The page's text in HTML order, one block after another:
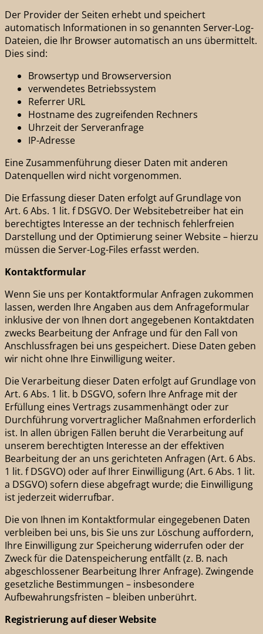
Der Provider der Seiten erhebt und speichert
automatisch Informationen in so genannten Server-Log-
Dateien, die Ihr Browser automatisch an uns übermittelt.
Dies sind:
Browsertyp und Browserversion
verwendetes Betriebssystem
Referrer URL
Hostname des zugreifenden Rechners
Uhrzeit der Serveranfrage
IP-Adresse
Eine Zusammenführung dieser Daten mit anderen
Datenquellen wird nicht vorgenommen.
Die Erfassung dieser Daten erfolgt auf Grundlage von
Art. 6 Abs. 1 lit. f DSGVO. Der Websitebetreiber hat ein
berechtigtes Interesse an der technisch fehlerfreien
Darstellung und der Optimierung seiner Website – hierzu
müssen die Server-Log-Files erfasst werden.
Kontaktformular
Wenn Sie uns per Kontaktformular Anfragen zukommen
lassen, werden Ihre Angaben aus dem Anfrageformular
inklusive der von Ihnen dort angegebenen Kontaktdaten
zwecks Bearbeitung der Anfrage und für den Fall von
Anschlussfragen bei uns gespeichert. Diese Daten geben
wir nicht ohne Ihre Einwilligung weiter.
Die Verarbeitung dieser Daten erfolgt auf Grundlage von
Art. 6 Abs. 1 lit. b DSGVO, sofern Ihre Anfrage mit der
Erfüllung eines Vertrags zusammenhängt oder zur
Durchführung vorvertraglicher Maßnahmen erforderlich
ist. In allen übrigen Fällen beruht die Verarbeitung auf
unserem berechtigten Interesse an der effektiven
Bearbeitung der an uns gerichteten Anfragen (Art. 6 Abs.
1 lit. f DSGVO) oder auf Ihrer Einwilligung (Art. 6 Abs. 1 lit.
a DSGVO) sofern diese abgefragt wurde; die Einwilligung
ist jederzeit widerrufbar.
Die von Ihnen im Kontaktformular eingegebenen Daten
verbleiben bei uns, bis Sie uns zur Löschung auffordern,
Ihre Einwilligung zur Speicherung widerrufen oder der
Zweck für die Datenspeicherung entfällt (z. B. nach
abgeschlossener Bearbeitung Ihrer Anfrage). Zwingende
gesetzliche Bestimmungen – insbesondere
Aufbewahrungsfristen – bleiben unberührt.
Registrierung auf dieser Website